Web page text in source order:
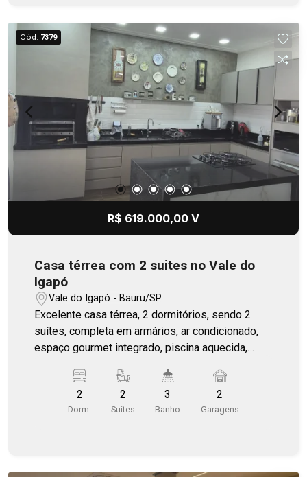
Cód. 7379
R$ 619.000,00 V
Casa térrea com 2 suites no Vale do
Igapó
Vale do Igapó - Bauru/SP
Excelente casa térrea, 2 dormitórios, sendo 2
suítes, completa em armários, ar condicionado,
espaço gourmet integrado, piscina aquecida,
acesso até a casa é por asfalto. Casa mobiliada,
menos as camas.
2
Dorm.
2
Suítes
3
Banho
2
Garagens